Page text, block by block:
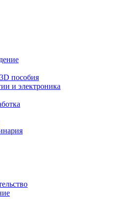
пособия
и электроника